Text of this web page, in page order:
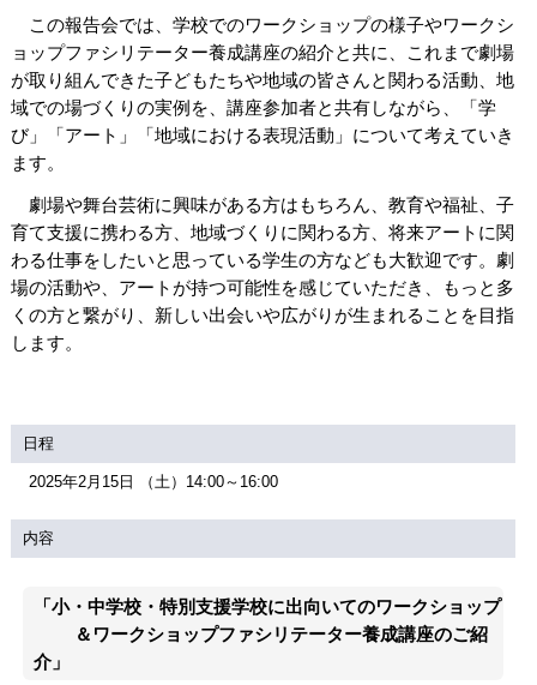
この報告会では、学校でのワークショップの様子やワークシ
ョップファシリテーター養成講座の紹介と共に、これまで劇場
が取り組んできた子どもたちや地域の皆さんと関わる活動、地
域での場づくりの実例を、講座参加者と共有しながら、「学
び」「アート」「地域における表現活動」について考えていき
ます。
劇場や舞台芸術に興味がある方はもちろん、教育や福祉、子
育て支援に携わる方、地域づくりに関わる方、将来アートに関
わる仕事をしたいと思っている学生の方なども大歓迎です。劇
場の活動や、アートが持つ可能性を感じていただき、もっと多
くの方と繋がり、新しい出会いや広がりが生まれることを目指
します。
日程
2025年2月15日 （土）14:00～16:00
内容
「小・中学校・特別支援学校に出向いてのワークショップ
＆ワークショップファシリテーター養成講座のご紹
介」